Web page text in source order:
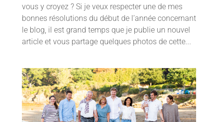
vous y croyez ? Si je veux respecter une de mes
bonnes résolutions du début de l’année concernant
le blog, il est grand temps que je publie un nouvel
article et vous partage quelques photos de cette...